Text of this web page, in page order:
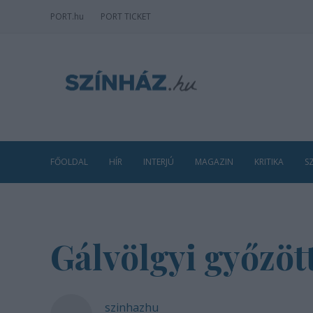
PORT.hu PORT TICKET
FŐOLDAL HÍR INTERJÚ MAGAZIN KRITIKA
Gálvölgyi
szinhazhu